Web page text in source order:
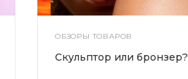
ОБЗОРЫ ТОВАРОВ
Скульптор или бронзер?